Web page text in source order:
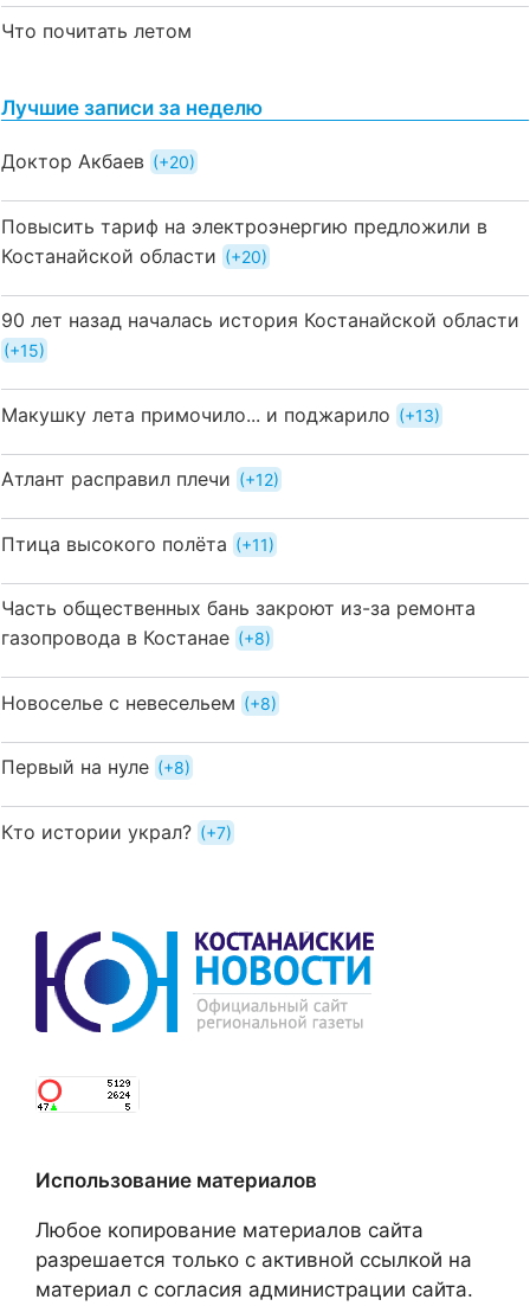
Что почитать летом
Лучшие записи за неделю
Доктор Акбаев +20
Повысить тариф на электроэнергию предложили в
Костанайской области
+20
90 лет назад началась история Костанайской области
+15
Макушку лета примочило... и поджарило +13
Атлант расправил плечи +12
Птица высокого полёта +11
Часть общественных бань закроют из-за ремонта
газопровода в Костанае
+8
Новоселье с невесельем +8
Первый на нуле +8
Кто истории украл? +7
Использование материалов
Любое копирование материалов сайта
разрешается только с активной ссылкой на
материал с согласия администрации сайта.